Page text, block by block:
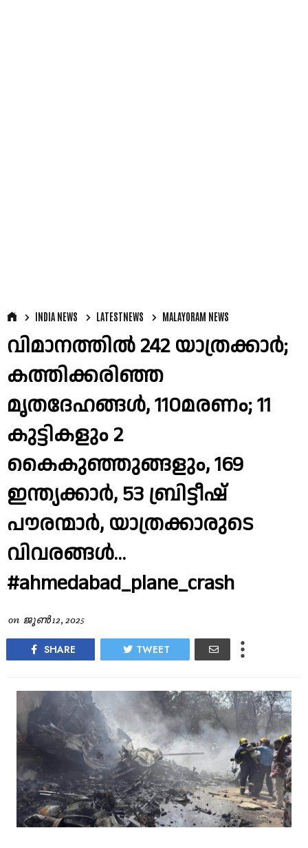
INDIA NEWS LATESTNEWS MALAYORAM NEWS
വിമാനത്തിൽ 242 യാത്രക്കാർ;
കത്തിക്കരിഞ്ഞ
മൃതദേഹങ്ങൾ, 110മരണം; 11
കുട്ടികളും 2
കൈകുഞ്ഞുങ്ങളും, 169
ഇന്ത്യക്കാർ, 53 ബ്രിട്ടീഷ്
പൗരന്മാർ, യാത്രക്കാരുടെ
വിവരങ്ങൾ…
#ahmedabad_plane_crash
on ജൂൺ 12, 2025
SHARE TWEET